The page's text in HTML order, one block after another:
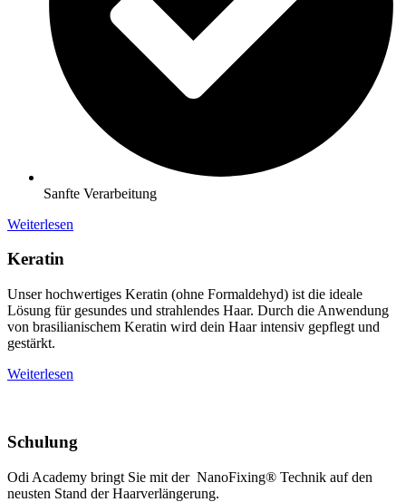
Sanfte Verarbeitung
Weiterlesen
Keratin
Unser hochwertiges Keratin (ohne Formaldehyd) ist die ideale
Lösung für gesundes und strahlendes Haar. Durch die Anwendung
von brasilianischem Keratin wird dein Haar intensiv gepflegt und
gestärkt.
Weiterlesen
Schulung
Odi Academy bringt Sie mit der NanoFixing® Technik auf den
neusten Stand der Haarverlängerung.